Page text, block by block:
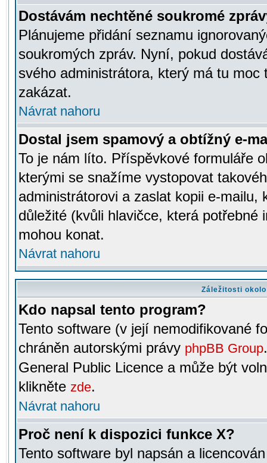
Dostávám nechtěné soukromé
Plánujeme přidání seznamu
soukromých zpráv. Nyní, pokud
svého administrátora, který má tu
zakázat.
Návrat nahoru
Dostal jsem spamový a obtížný e-
To je nám líto. Příspěvkové formuláře
kterými se snažíme vystopovat
administrátorovi a zaslat kopii e-mailu,
důležité (kvůli hlavičce, která potřebné
mohou konat.
Návrat nahoru
Záležitosti
Kdo napsal tento program?
Tento software (v její nemodifikované
chráněn autorskými právy phpBB Group
General Public Licence a může být
klikněte zde.
Návrat nahoru
Proč není k dispozici funkce X?
Tento software byl napsán a